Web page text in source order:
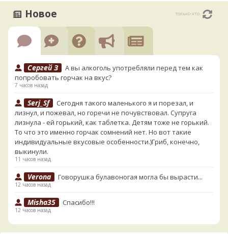
Новое только что
Сергей З
А вы алкоголь употребляли перед тем как
попробовать горчак на вкус?
7 часов назад
Serj_Sf
Сегодня такого маленького я и порезал, и
лизнул, и пожевал, но горечи не почувствовал. Супруга
лизнула - ей горький, как таблетка. Детям тоже не горький.
То что это именно горчак сомнений нет. Но вот такие
индивидуальные вкусовые особенности.)Гриб, конечно,
выкинули.
11 часов назад
Verona Говорушка булавоногая могла бы вырасти...
12 часов назад
Misha35 Спасибо!!!
12 часов назад
BorisM